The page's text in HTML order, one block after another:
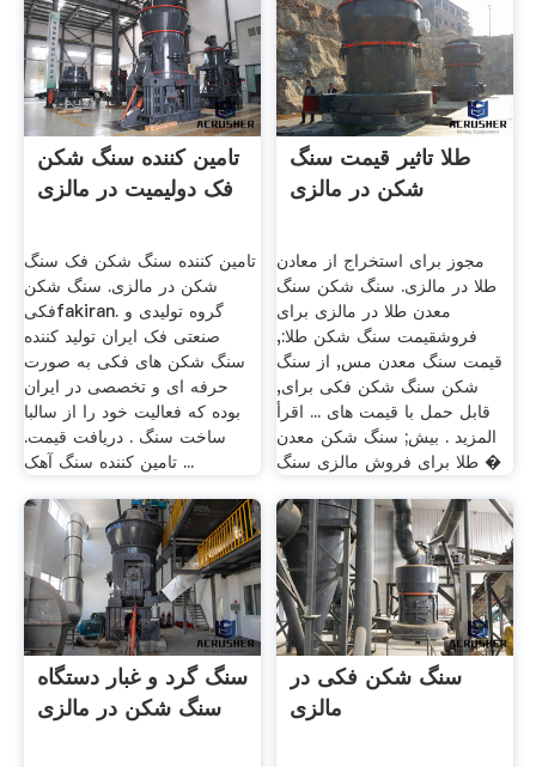
تامین کننده سنگ شکن
فک دولیمیت در مالزی
تامین کننده سنگ شکن فک سنگ
شکن در مالزی. سنگ شکن
فکیfakiran. گروه تولیدی و
صنعتی فک ایران تولید کننده
سنگ شکن های فکی به صورت
حرفه ای و تخصصی در ایران
بوده که فعالیت خود را از سالبا
ساخت سنگ . دریافت قیمت.
تامین کننده سنگ آهک ...
طلا تاثیر قیمت سنگ
شکن در مالزی
مجوز برای استخراج از معادن
طلا در مالزی. سنگ شکن سنگ
معدن طلا در مالزی برای
فروشقیمت سنگ شکن طلا:,
قیمت سنگ معدن مس, از سنگ
شکن سنگ شکن فکی برای,
قابل حمل با قیمت های ... اقرأ
المزيد . بیش; سنگ شکن معدن
طلا برای فروش مالزی سنگ �
سنگ گرد و غبار دستگاه
سنگ شکن در مالزی
سنگ شکن فکی در
مالزی